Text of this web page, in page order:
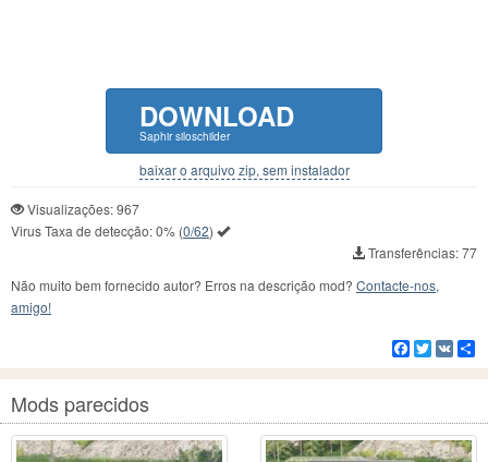
DOWNLOAD
Saphir siloschilder
baixar o arquivo zip, sem instalador
Visualizações: 967
Virus Taxa de detecção:0% (0/62)
Transferências: 77
Não muito bem fornecido autor? Erros na descrição mod? Contacte-nos,
amigo!
Facebook
Twitter
VK
Mods parecidos